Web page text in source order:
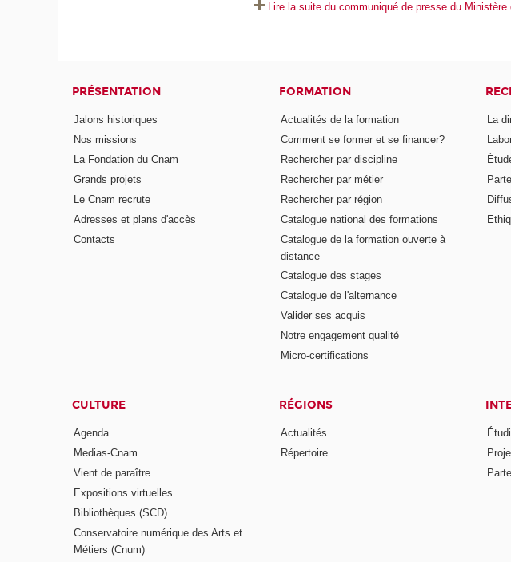
Lire la suite du communiqué de presse du
PRÉSENTATION
Jalons historiques
Nos missions
La Fondation du Cnam
Grands projets
Le Cnam recrute
Adresses et plans d'accès
Contacts
FORMATION
Actualités de la formation
Comment se former et se financer?
Rechercher par discipline
Rechercher par métier
Rechercher par région
Catalogue national des formations
Catalogue de la formation ouverte à
distance
Catalogue des stages
Catalogue de l'alternance
Valider ses acquis
Notre engagement qualité
Micro-certifications
La
CULTURE
Agenda
Medias-Cnam
Vient de paraître
Expositions virtuelles
Bibliothèques (SCD)
Conservatoire numérique des Arts et
Métiers (Cnum)
RÉGIONS
Actualités
Répertoire